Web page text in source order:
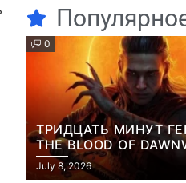
куда попала
Amazon раскрыла планы
Венсана Касселя
0
ТРИДЦАТЬ МИНУТ
THE BLOOD OF
ЖУРНАЛИСТЫ
НАЧАЛО НОВОЙ
July 8, 2026